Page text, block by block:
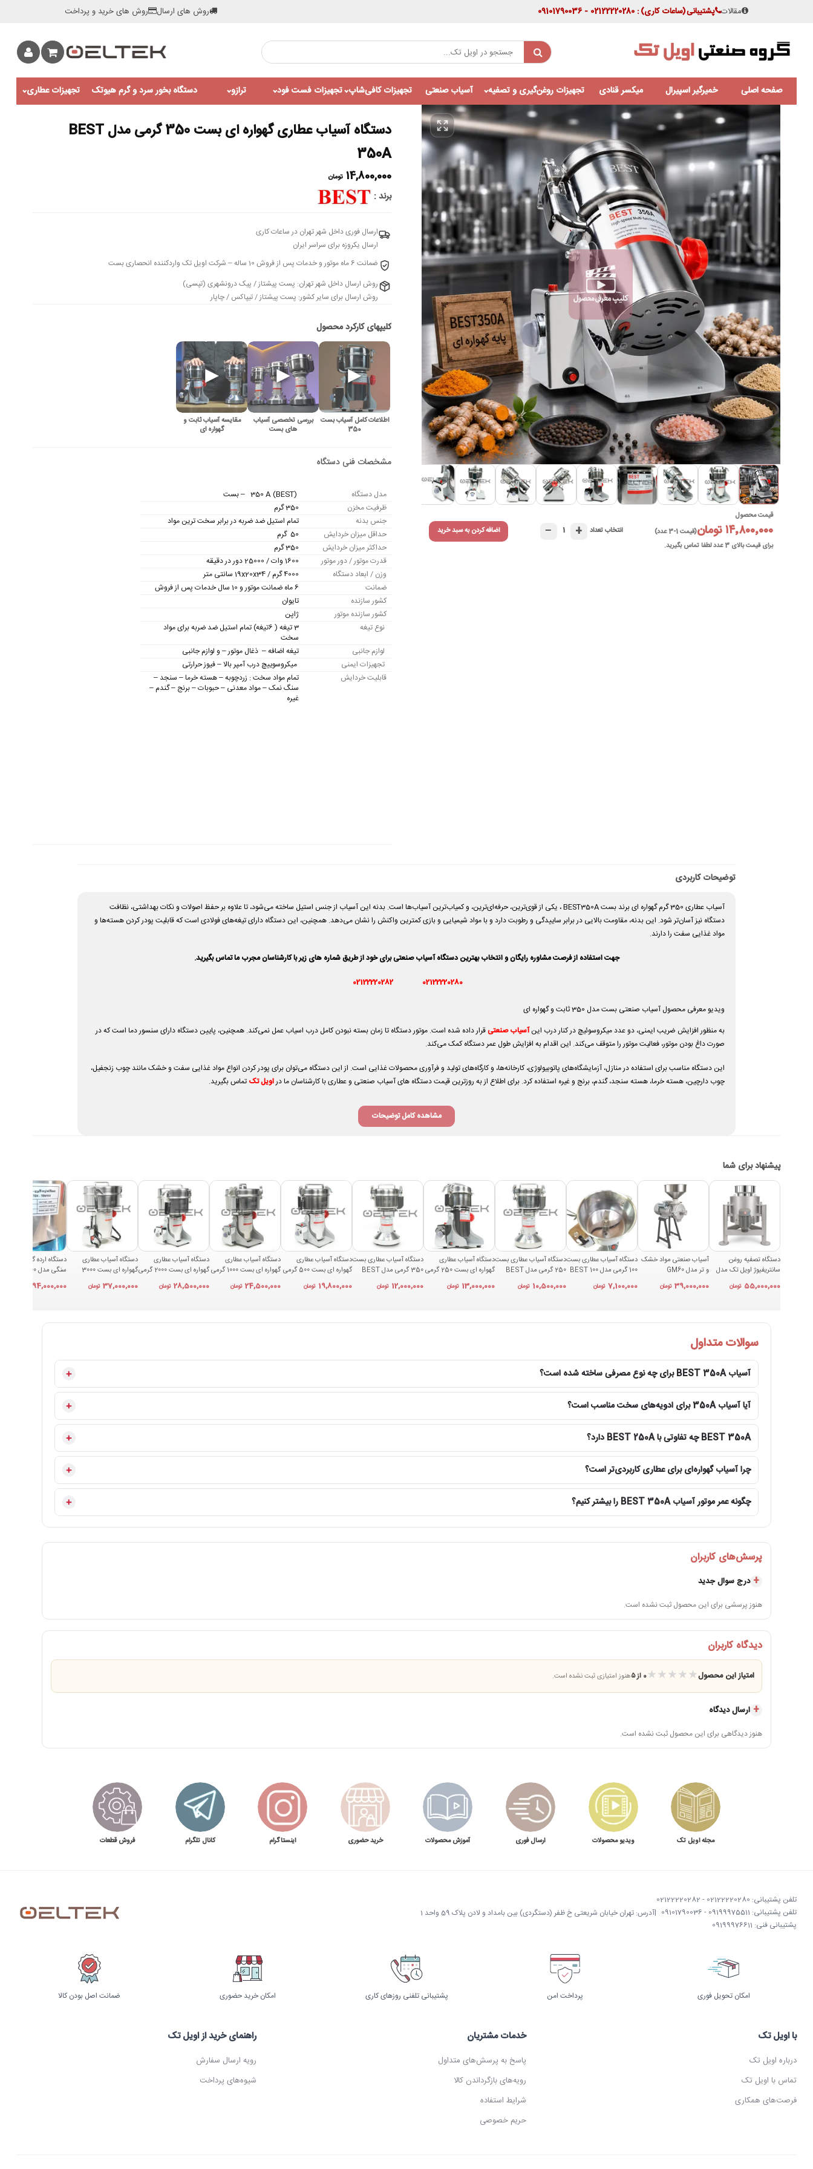
مقالات پشتیبانی(ساعات کاری): 02122220280 - 09101790036 روش های ارسال روش های خرید و پرداخت
صفحه اصلی خمیرگیر اسپیرال میکسر قنادی تجهیزات روغن‌گیری و تصفیه آسیاب صنعتی تجهیزات کافی‌شاپ تجهیزات فست فود ترازو دستگاه بخور سرد و گرم هیوتک تجهیزات عطاری
►
قیمت محصول
۱۴٬۸۰۰٬۰۰۰ تومان (قیمت 1-3 عدد) انتخاب تعداد + ۱ − اضافه کردن به سبد خرید
برای قیمت بالای 3 عدد لطفا تماس بگیرید.
دستگاه آسیاب عطاری گهواره ای بست 350 گرمی مدل BEST
350A
14,800,000 تومان
برند
ارسال فوری داخل شهر تهران در ساعات کاری
ارسال یکروزه برای سراسر ایران
ضمانت 6 ماه موتور و خدمات پس از فروش 10 ساله – شرکت اویل تک واردکننده انحصاری بست
روش ارسال داخل شهر تهران: پست پیشتاز / پیک درونشهری (تپسی)
روش ارسال برای سایر کشور: پست پیشتاز / تیپاکس / چاپار
اطلاعات کامل آسیاب بست
350
بررسی تخصصی آسیاب
های بست
مقایسه آسیاب ثابت و
گهواره ای
مدل دستگاه
(BEST) 350 A – بست
ظرفیت مخزن
350 گرم
جنس بدنه
تمام استیل ضد ضربه در برابر سخت ترین مواد
حداقل میزان خردایش
50 گرم
حداکثر میزان خردایش
350 گرم
قدرت موتور / دور موتور
1600 وات / 25000 دور در دقیقه
وزن / ابعاد دستگاه
4000 گرم / 19x20x34 سانتی متر
ضمانت
6 ماه ضمانت موتور و 10 سال خدمات پس از فروش
کشور سازنده
تایوان
کشور سازنده موتور
ژاپن
نوع تیغه
3 تیغه ( 6تیغه) تمام استیل ضد ضربه برای مواد
سخت
لوازم جانبی
تیغه اضافه – ذغال موتور – و لوازم جانبی
تجهیزات ایمنی
میکروسوییچ درب آمپر بالا – فیوز حرارتی
قابلیت خردایش
تمام مواد سخت : زردچوبه – هسته خرما – سنجد –
سنگ نمک – مواد معدنی – حبوبات – برنج – گندم –
غیره
توضیحات کاربردی
آسیاب عطاری 350 گرم گهواره ای برند بست BEST350A ، یکی از قوی‌ترین، حرفه‌ای‌ترین، و کمیاب‌ترین آسیاب‌ها است. بدنه این آسیاب از جنس استیل ساخته می‌شود، تا علاوه بر حفظ اصولات و نکات بهداشتی، نظافت
دستگاه نیز آسان‌تر شود. این بدنه، مقاومت بالایی در برابر ساییدگی و رطوبت دارد و با مواد شیمیایی و بازی کمترین واکنش را نشان می‌دهد. همچنین، این دستگاه دارای تیغه‌های فولادی است که قابلیت پودر کردن هسته‌ها و
مواد غذایی سفت را دارند.
جهت استفاده از فرصت مشاوره رایگان و انتخاب بهترین دستگاه آسیاب صنعتی برای خود از طریق شماره های زیر با کارشناسان مجرب ما تماس بگیرید.
02122220280
02122220282
ویدیو معرفی محصول آسیاب صنعتی بست مدل 350 ثابت و گهواره ای
به منظور افزایش ضریب ایمنی، دو عدد میکروسوئیچ در کنار درب اینآسیاب صنعتیقرار داده شده است. موتور دستگاه تا زمان بسته نبودن کامل درب اسیاب عمل نمی‌کند. همچنین، پایین دستگاه دارای سنسور دما است که در
صورت داغ بودن موتور، فعالیت موتور را متوقف می‌کند. این اقدام به افزایش طول عمر دستگاه کمک می‌کند.
این دستگاه مناسب برای استفاده در منازل، آزمایشگاه‌های پاتوبیولوژی، کارخانه‌ها، و کارگاه‌های تولید و فرآوری محصولات غذایی است. از این دستگاه می‌توان برای پودر کردن انواع مواد غذایی سفت و خشک مانند چوب زنجفیل،
چوب دارچین، هسته خرما، هسته سنجد، گندم، برنج و غیره استفاده کرد. برای اطلاع از به روزترین قیمت دستگاه های آسیاب صنعتی و عطاری با کارشناسان ما دراویل تک تماس بگیرید.
مشاهده کامل توضیحات
پیشنهاد برای شما
دستگاه تصفیه روغن
سانتریفیوژ اویل تک مدل
55,000,000 تومان
آسیاب صنعتی مواد خشک
و تر مدل GM60
39,000,000 تومان
دستگاه آسیاب عطاری بست
100 گرمی مدل BEST 100
7,100,000 تومان
دستگاه آسیاب عطاری بست
250 گرمی مدل BEST
10,500,000 تومان
دستگاه آسیاب عطاری
گهواره ای بست 250 گرمی
13,000,000 تومان
دستگاه آسیاب عطاری بست
350 گرمی مدل BEST
12,000,000 تومان
دستگاه آسیاب عطاری
گهواره ای بست 500 گرمی
19,800,000 تومان
دستگاه آسیاب عطاری
گهواره ای بست 1000 گرمی
24,500,000 تومان
دستگاه آسیاب عطاری
گهواره ای بست 2000 گرمی
28,500,000 تومان
دستگاه آسیاب عطاری
گهواره ای بست 3000
گرمی مدل BEST 3000A
37,000,000 تومان
دستگاه ارده گیر و کره گیر
سنگی مدل TBM 1600
94,000,000
سوالات متداول
آسیاب BEST 350A برای چه نوع مصرفی ساخته شده است؟
آیا آسیاب 350A برای ادویه‌های سخت مناسب است؟
BEST 350A چه تفاوتی با BEST 250A دارد؟
چرا آسیاب گهواره‌ای برای عطاری کاربردی‌تر است؟
چگونه عمر موتور آسیاب BEST 350A را بیشتر کنیم؟
پرسش‌های کاربران
درج سوال جدید
هنوز پرسشی برای این محصول ثبت نشده است.
دیدگاه کاربران
امتیاز این محصول ★★★★★ 0 از ۵ هنوز امتیازی ثبت نشده است.
ارسال دیدگاه
هنوز دیدگاهی برای این محصول ثبت نشده است.
مجله اویل تک ویدیو محصولات ارسال فوری آموزش محصولات خرید حضوری اینستاگرام کانال تلگرام فروش قطعات
تلفن پشتیبانی: 02122220280 - 02122220282
تلفن پشتیبانی: 09199975511 - 09101790036
پشتیبانی فنی: 09199976611
|آدرس: تهران خیابان شریعتی خ ظفر (دستگردی) بین بامداد و لادن پلاک 59 واحد 1
امکان تحویل فوری پرداخت امن پشتیبانی تلفنی روزهای کاری امکان خرید حضوری ضمانت اصل بودن کالا
با اویل تک
درباره اویل تک
تماس با اویل تک
فرصت‌های همکاری
خدمات مشتریان
پاسخ به پرسش‌های متداول
رویه‌های بازگرداندن کالا
شرایط استفاده
حریم خصوصی
راهنمای خرید از اویل تک
رویه ارسال سفارش
شیوه‌های پرداخت